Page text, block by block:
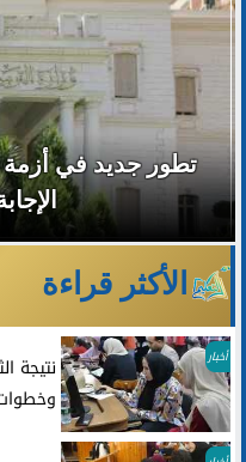
الأكثر قراءة
أخبار